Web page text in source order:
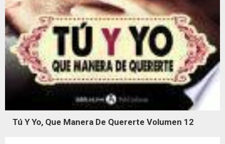
Tú Y Yo, Que Manera De Quererte Volumen 12